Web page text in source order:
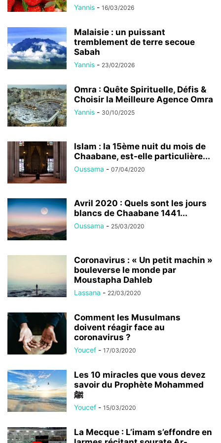
Yannis - 16/03/2026
Malaisie : un puissant
tremblement de terre secoue
Sabah
Yannis - 23/02/2026
Omra : Quête Spirituelle, Défis &
Choisir la Meilleure Agence Omra
Yannis - 30/10/2025
Islam : la 15ème nuit du mois de
Chaabane, est-elle particulière...
Oussama - 07/04/2020
Avril 2020 : Quels sont les jours
blancs de Chaabane 1441...
Oussama - 25/03/2020
Coronavirus : « Un petit machin »
bouleverse le monde par
Moustapha Dahleb
Lassana - 22/03/2020
Comment les Musulmans
doivent réagir face au
coronavirus ?
Youcef - 17/03/2020
Les 10 miracles que vous devez
savoir du Prophète Mohammed
ﷺ
Youcef - 15/03/2020
La Mecque : L’imam s’effondre en